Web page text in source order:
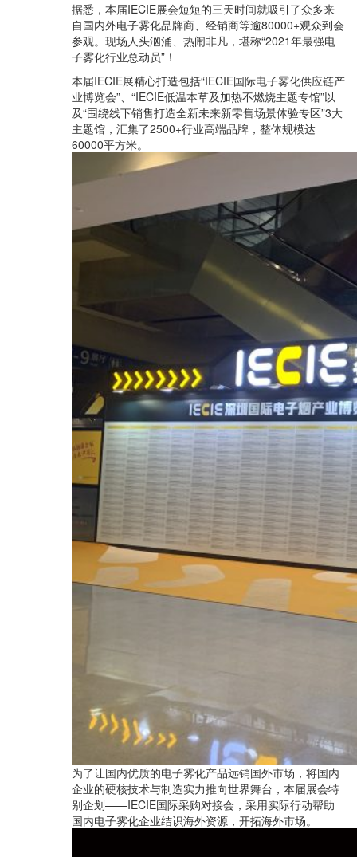
据悉，本届IECIE展会短短的三天时间就吸引了众多来
自国内外电子雾化品牌商、经销商等逾80000+观众到会
参观。现场人头汹涌、热闹非凡，堪称“2021年最强电
子雾化行业总动员”！
本届IECIE展精心打造包括“IECIE国际电子雾化供应链产
业博览会”、“IECIE低温本草及加热不燃烧主题专馆”以
及“围绕线下销售打造全新未来新零售场景体验专区”3大
主题馆，汇集了2500+行业高端品牌，整体规模达
60000平方米。
为了让国内优质的电子雾化产品远销国外市场，将国内
企业的硬核技术与制造实力推向世界舞台，本届展会特
别企划——IECIE国际采购对接会，采用实际行动帮助
国内电子雾化企业结识海外资源，开拓海外市场。